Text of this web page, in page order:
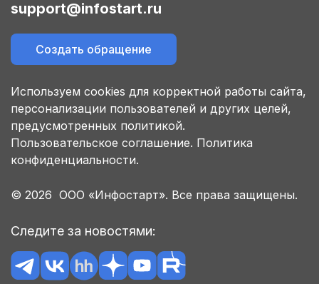
support@infostart.ru
Создать обращение
Используем cookies для корректной работы сайта,
персонализации пользователей и других целей,
предусмотренных политикой.
Пользовательское соглашение. Политика
конфиденциальности.
© 2026 ООО «Инфостарт». Все права защищены.
Следите за новостями: